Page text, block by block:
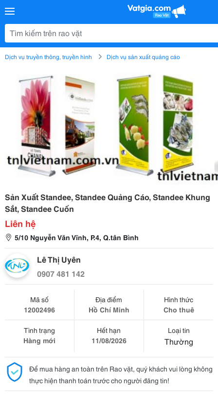
Dịch vụ truyền thông, truyền hình Dịch vụ sản xuất quảng cáo
Sản Xuất Standee, Standee Quảng Cáo, Standee Khung
Sắt, Standee Cuốn
Liên hệ
5/10 Nguyễn Văn Vĩnh, P.4, Q.tân Bình
Lê Thị Uyên
0907 481 142
Mã số
12002496
Địa điểm
Hồ Chí Minh
Hình thức
Cho thuê
Tình trạng
Hàng mới
Hết hạn
11/08/2026
Loại tin
Thường
Để mua hàng an toàn trên Rao vặt, quý khách vui lòng không
thực hiện thanh toán trước cho người đăng tin!